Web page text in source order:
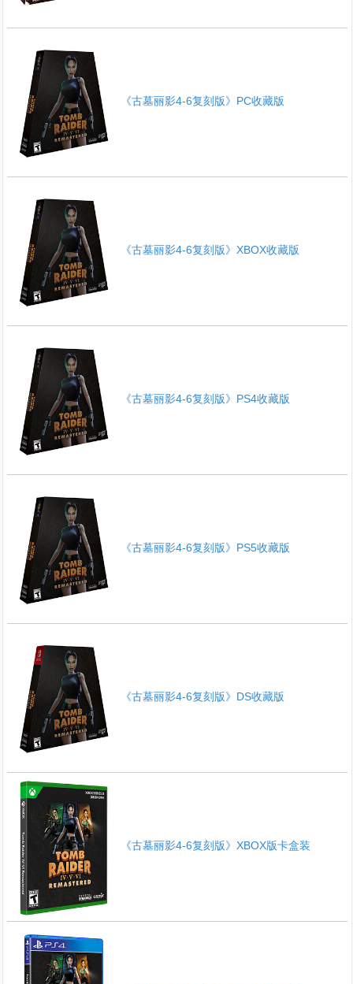
《古墓丽影4-6复刻版》PC收藏版
《古墓丽影4-6复刻版》XBOX收藏版
《古墓丽影4-6复刻版》PS4收藏版
《古墓丽影4-6复刻版》PS5收藏版
《古墓丽影4-6复刻版》DS收藏版
《古墓丽影4-6复刻版》XBOX版卡盒装